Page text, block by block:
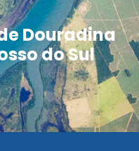
Douradina
do Sul